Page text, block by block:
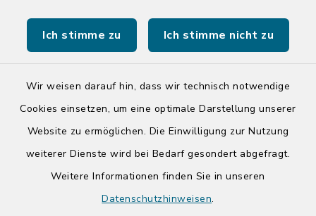
Ich stimme zu Ich stimme nicht zu
Wir weisen darauf hin, dass wir technisch notwendige
Cookies einsetzen, um eine optimale Darstellung unserer
Website zu ermöglichen. Die Einwilligung zur Nutzung
weiterer Dienste wird bei Bedarf gesondert abgefragt.
Weitere Informationen finden Sie in unseren
Datenschutzhinweisen.
Tourist-Info der Stadt Bad Segeberg
Barrierefreiheit